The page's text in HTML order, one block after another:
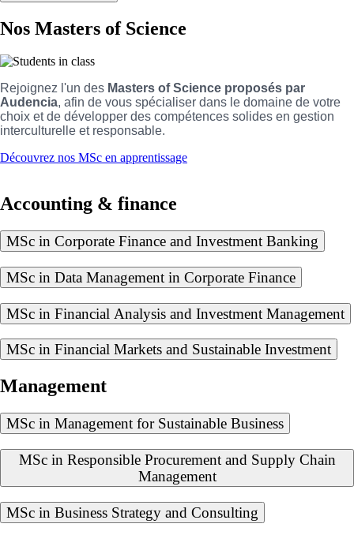
Nos Masters of Science
Rejoignez l'un des Masters of Science proposés par
Audencia, afin de vous spécialiser dans le domaine de votre
choix et de développer des compétences solides en gestion
interculturelle et responsable.
Découvrez nos MSc en apprentissage
Accounting & finance
MSc in Corporate Finance and Investment Banking
MSc in Data Management in Corporate Finance
MSc in Financial Analysis and Investment Management
MSc in Financial Markets and Sustainable Investment
Management
MSc in Management for Sustainable Business
MSc in Responsible Procurement and Supply Chain
Management
MSc in Business Strategy and Consulting